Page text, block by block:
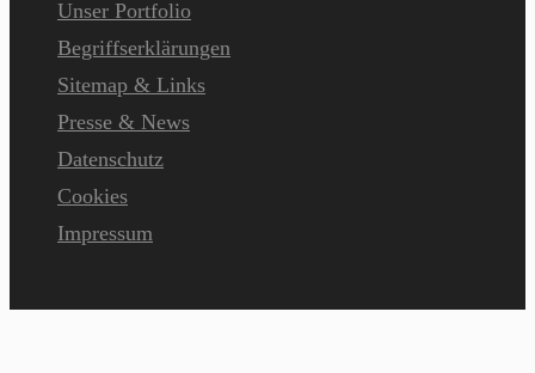
Unser Portfolio
Begriffserklärungen
Sitemap & Links
Presse & News
Datenschutz
Cookies
Impressum